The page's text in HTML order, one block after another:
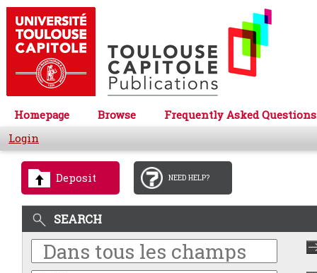
Homepage Browse
Frequently Asked Questions
Login
Deposit NEED HELP?
SEARCH